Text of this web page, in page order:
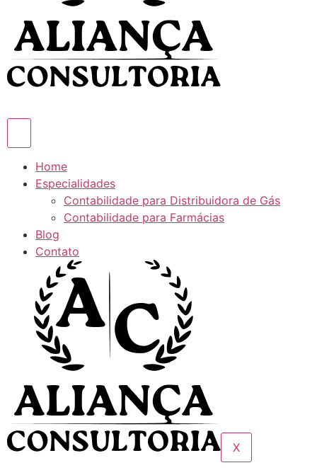
Home
Especialidades
Contabilidade para Distribuidora de Gás
Contabilidade para Farmácias
Blog
Contato
X